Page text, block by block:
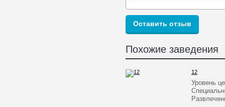
Похожие заведения
12
Уровень